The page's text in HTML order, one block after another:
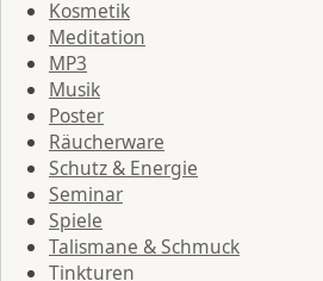
Kosmetik
Meditation
MP3
Musik
Poster
Räucherware
Schutz & Energie
Seminar
Spiele
Talismane & Schmuck
Tinkturen